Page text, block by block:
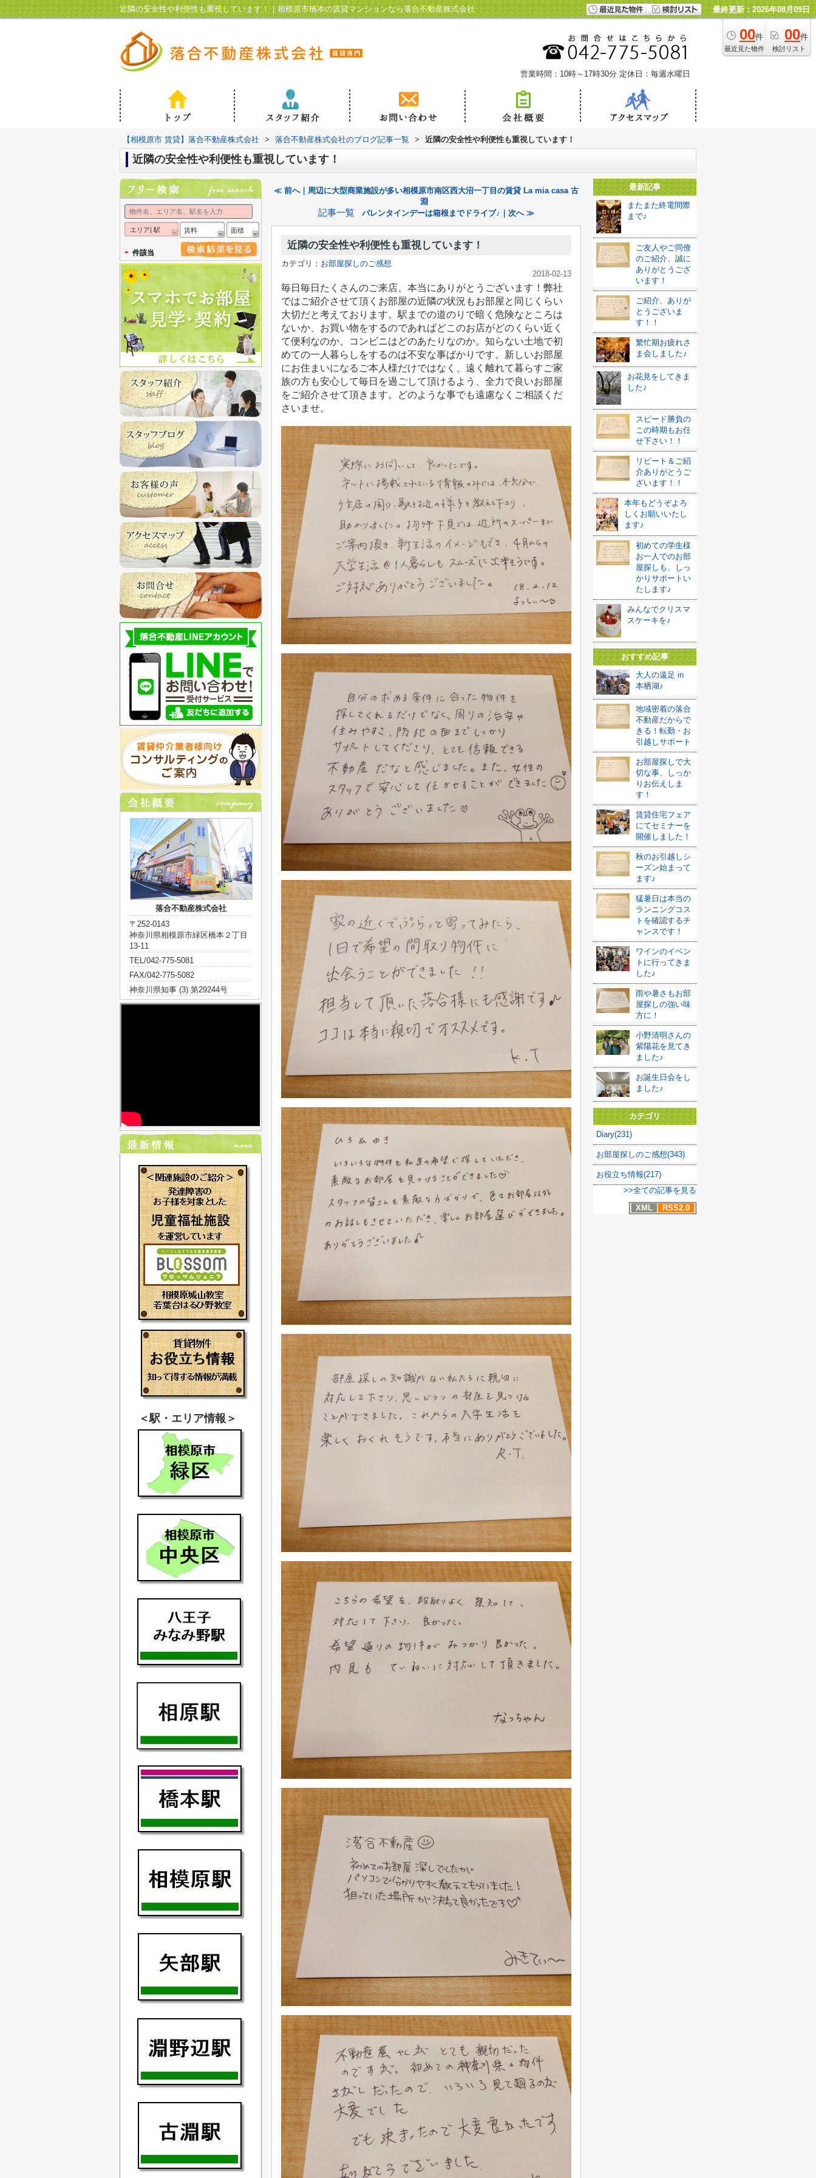
近隣の安全性や利便性も重視しています！｜相模原市橋本の賃貸マンションなら落合不動産株式会社 最終更新：2026年08月09日
00件
最近見た物件
00件
検討リスト
営業時間：10時～17時30分 定休日：毎週水曜日
【相模原市 賃貸】落合不動産株式会社 > 落合不動産株式会社のブログ記事一覧 > 近隣の安全性や利便性も重視しています！
近隣の安全性や利便性も重視しています！
≪ 前へ｜周辺に大型商業施設が多い相模原市南区西大沼一丁目の賃貸 La mia casa 古
淵
記事一覧 バレンタインデーは箱根までドライブ♪｜次へ ≫
近隣の安全性や利便性も重視しています！
カテゴリ： お部屋探しのご感想
2018-02-13
毎日毎日たくさんのご来店、本当にありがとうございます！弊社
ではご紹介させて頂くお部屋の近隣の状況もお部屋と同じくらい
大切だと考えております。駅までの道のりで暗く危険なところは
ないか、お買い物をするのであればどこのお店がどのくらい近く
て便利なのか、コンビニはどのあたりなのか。知らない土地で初
めての一人暮らしをするのは不安な事ばかりです。新しいお部屋
にお住まいになるご本人様だけではなく、遠く離れて暮らすご家
族の方も安心して毎日を過ごして頂けるよう、全力で良いお部屋
をご紹介させて頂きます。どのような事でも遠慮なくご相談くだ
さいませ。
最新記事
またまた終電間際
まで♪
ご友人やご同僚
のご紹介、誠に
ありがとうござ
います！
ご紹介、ありが
とうございま
す！！
繁忙期お疲れさ
ま会しました♪
お花見をしてきま
した♪
スピード勝負の
この時期もお任
せ下さい！！
リピート＆ご紹
介ありがとうご
ざいます！！
本年もどうぞよろ
しくお願いいたし
ます♪
初めての学生様
お一人でのお部
屋探しも、しっ
かりサポートい
たします♪
みんなでクリスマ
スケーキを♪
おすすめ記事
大人の遠足 in
本栖湖♪
地域密着の落合
不動産だからで
きる！転勤・お
引越しサポート
お部屋探しで大
切な事、しっか
りお伝えしま
す！
賃貸住宅フェア
にてセミナーを
開催しました！
秋のお引越しシ
ーズン始まって
ます♪
猛暑日は本当の
ランニングコス
トを確認するチ
ャンスです！
ワインのイベン
トに行ってきま
した♪
雨や暑さもお部
屋探しの強い味
方に！
小野清明さんの
紫陽花を見てき
ました♪
お誕生日会をし
ました♪
カテゴリ
Diary(231)
お部屋探しのご感想(343)
お役立ち情報(217)
>>全ての記事を見る
XML
RSS2.0
エリア| 駅 賃料 面積
- 件該当
落合不動産株式会社
〒252-0143
神奈川県相模原市緑区橋本２丁目
13-11
TEL/042-775-5081
FAX/042-775-5082
神奈川県知事 (3) 第29244号
＜駅・エリア情報＞